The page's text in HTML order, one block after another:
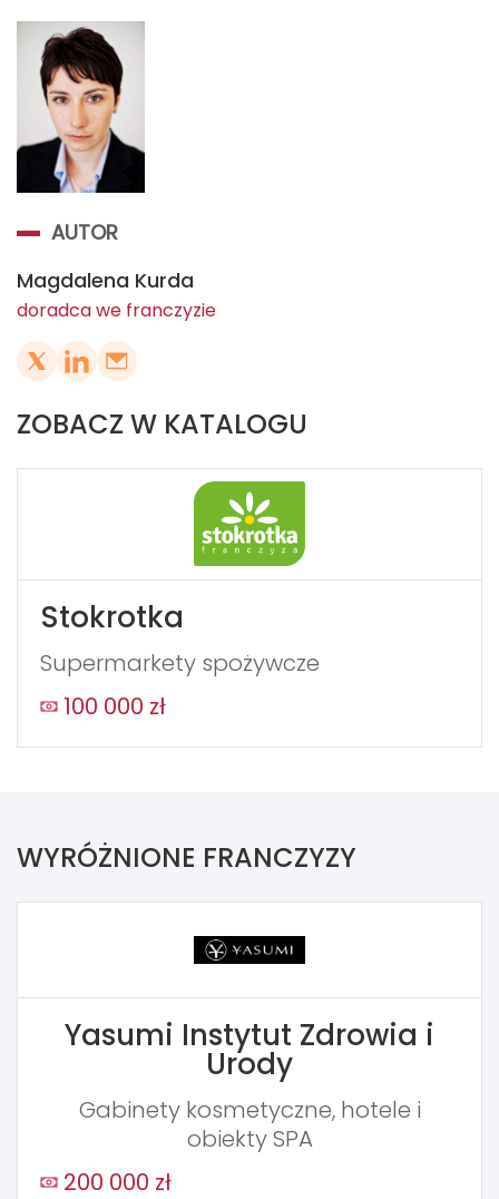
AUTOR
Magdalena Kurda
doradca we franczyzie
ZOBACZ W KATALOGU
Stokrotka
Supermarkety spożywcze
100 000 zł
WYRÓŻNIONE FRANCZYZY
Yasumi Instytut Zdrowia i
Urody
Gabinety kosmetyczne, hotele i
obiekty SPA
200 000 zł